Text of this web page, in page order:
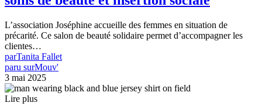
L’association Joséphine accueille des femmes en situation de
précarité. Ce salon de beauté solidaire permet d’accompagner les
clientes…
parTanita Fallet
paru surMouv'
3 mai 2025
Lire plus